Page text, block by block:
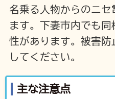
名乗る人物からのニ
ます。下妻市内でも
性があります。被害
してください。
主な注意点